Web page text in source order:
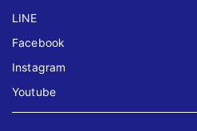
LINE
Facebook
Instagram
Youtube